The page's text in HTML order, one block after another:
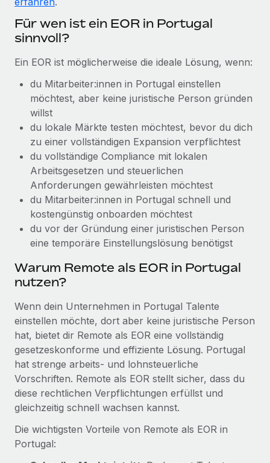
Mobilität und Relocation
Mühelose Relocation von Mitarbeiter:innen
Benefits
Mühelose Verwaltung von Benefits
Wellness-Startup Reverse Tech hat das globale...
Den Blog erkunden
Gusto und Zero und Contractor Management
Plus
Auch im neuen Jahr wollen wir bei Remote Unternehmen
aller Größen dabei unterstützen, die beste...
Mehr erfahren
Wie Phiture 55 Mitarbeiter:innen in 19 Ländern
mit Remote verwaltet
Phiture ist der unumstrittene Marktführer im Bereich der
Wachstumsberatung für mobile Apps. Das...
Mehr erfahren
Für wen ist ein EOR in Portugal
sinnvoll?
Ein EOR ist möglicherweise die ideale Lösung, wenn:
du Mitarbeiter:innen in Portugal einstellen
möchtest, aber keine juristische Person gründen
willst
du lokale Märkte testen möchtest, bevor du dich
zu einer vollständigen Expansion verpflichtest
du vollständige Compliance mit lokalen
Arbeitsgesetzen und steuerlichen
Anforderungen gewährleisten möchtest
du Mitarbeiter:innen in Portugal schnell und
kostengünstig onboarden möchtest
du vor der Gründung einer juristischen Person
eine temporäre Einstellungslösung benötigst
Warum Remote als EOR in Portugal
nutzen?
Wenn dein Unternehmen in Portugal Talente
einstellen möchte, dort aber keine juristische Person
hat, bietet dir Remote als EOR eine vollständig
gesetzeskonforme und effiziente Lösung. Portugal
hat strenge arbeits- und lohnsteuerliche
Vorschriften. Remote als EOR stellt sicher, dass du
diese rechtlichen Verpflichtungen erfüllst und
gleichzeitig schnell wachsen kannst.
Die wichtigsten Vorteile von Remote als EOR in
Portugal: